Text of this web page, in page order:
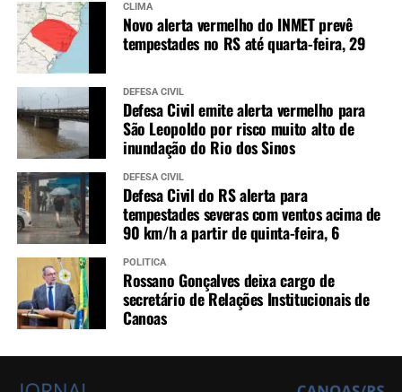
CLIMA
Novo alerta vermelho do INMET prevê
tempestades no RS até quarta-feira, 29
DEFESA CIVIL
Defesa Civil emite alerta vermelho para
São Leopoldo por risco muito alto de
inundação do Rio dos Sinos
DEFESA CIVIL
Defesa Civil do RS alerta para
tempestades severas com ventos acima de
90 km/h a partir de quinta-feira, 6
POLÍTICA
Rossano Gonçalves deixa cargo de
secretário de Relações Institucionais de
Canoas